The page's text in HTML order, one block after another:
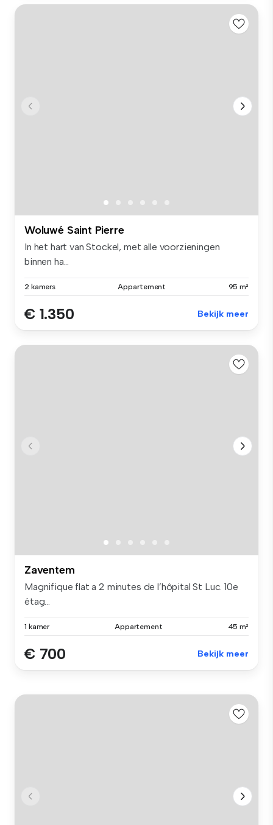
Woluwé Saint Pierre
In het hart van Stockel, met alle voorzieningen
binnen ha...
2 kamers Appartement 95 m²
€ 1.350 Bekijk meer
Zaventem
Magnifique flat a 2 minutes de l’hôpital St Luc. 10e
étag...
1 kamer Appartement 45 m²
€ 700 Bekijk meer